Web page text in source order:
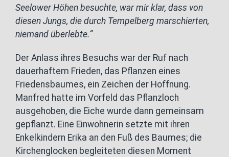
Seelower Höhen besuchte, war mir klar, dass von
diesen Jungs, die durch Tempelberg marschierten,
niemand überlebte.“
Der Anlass ihres Besuchs war der Ruf nach
dauerhaftem Frieden, das Pflanzen eines
Friedensbaumes, ein Zeichen der Hoffnung.
Manfred hatte im Vorfeld das Pflanzloch
ausgehoben, die Eiche wurde dann gemeinsam
gepflanzt. Eine Einwohnerin setzte mit ihren
Enkelkindern Erika an den Fuß des Baumes; die
Kirchenglocken begleiteten diesen Moment